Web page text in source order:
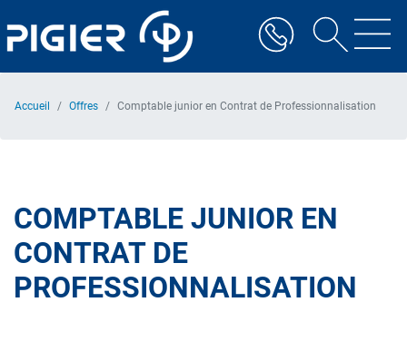
au
contenu
Accueil Offres Comptable junior en Contrat de Professionnalisation
COMPTABLE JUNIOR EN
CONTRAT DE
PROFESSIONNALISATION